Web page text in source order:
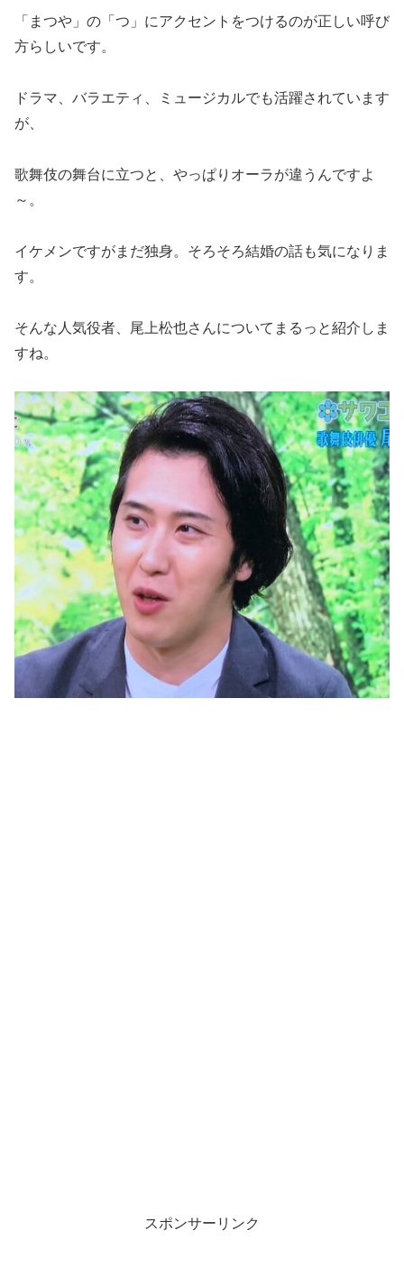
「まつや」の「つ」にアクセントをつけるのが正しい呼び
方らしいです。
ドラマ、バラエティ、ミュージカルでも活躍されています
が、
歌舞伎の舞台に立つと、やっぱりオーラが違うんですよ
～。
イケメンですがまだ独身。そろそろ結婚の話も気になりま
す。
そんな人気役者、尾上松也さんについてまるっと紹介しま
すね。
スポンサーリンク